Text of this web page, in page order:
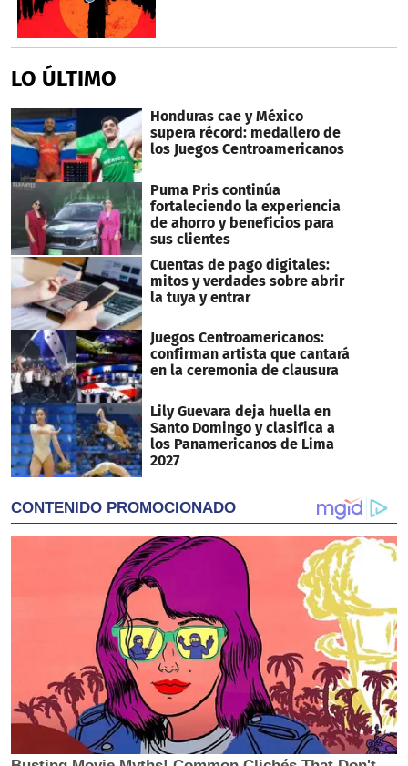
LO ÚLTIMO
Honduras cae y México
supera récord: medallero de
los Juegos Centroamericanos
Puma Pris continúa
fortaleciendo la experiencia
de ahorro y beneficios para
sus clientes
Cuentas de pago digitales:
mitos y verdades sobre abrir
la tuya y entrar
Juegos Centroamericanos:
confirman artista que cantará
en la ceremonia de clausura
Lily Guevara deja huella en
Santo Domingo y clasifica a
los Panamericanos de Lima
2027